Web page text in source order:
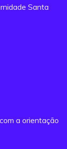
Santa
a orientação